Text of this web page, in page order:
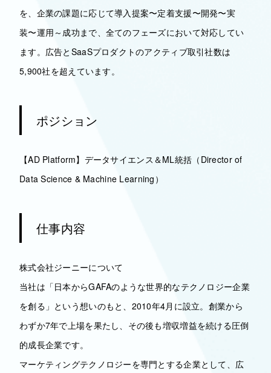
を、企業の課題に応じて導入提案〜定着支援〜開発〜実
装〜運用～成功まで、全てのフェーズにおいて対応してい
ます。広告とSaaSプロダクトのアクティブ取引社数は
5,900社を超えています。
ポジション
【AD Platform】データサイエンス＆ML統括（Director of
Data Science & Machine Learning）
仕事内容
株式会社ジーニーについて
当社は「日本からGAFAのような世界的なテクノロジー企業
を創る」という想いのもと、2010年4月に設立。創業から
わずか7年で上場を果たし、その後も増収増益を続ける圧倒
的成長企業です。
マーケティングテクノロジーを専門とする企業として、広